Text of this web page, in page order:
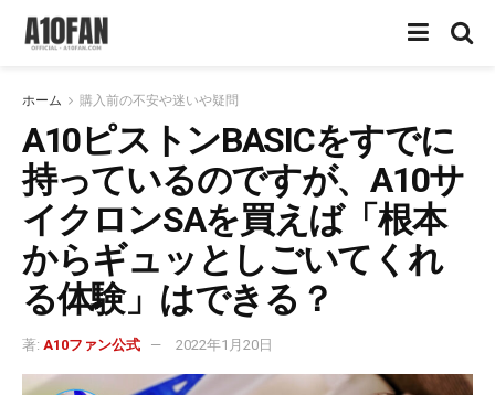
ホーム 購入前の不安や迷いや疑問
A10ピストンBASICをすでに
持っているのですが、A10サ
イクロンSAを買えば「根本
からギュッとしごいてくれ
る体験」はできる？
著: A10ファン公式 2022年1月20日